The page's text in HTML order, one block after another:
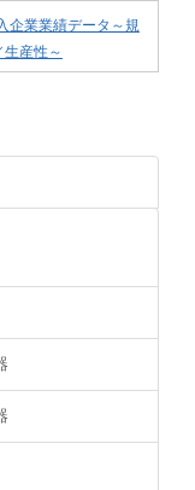
企業業績データ～規
産性～